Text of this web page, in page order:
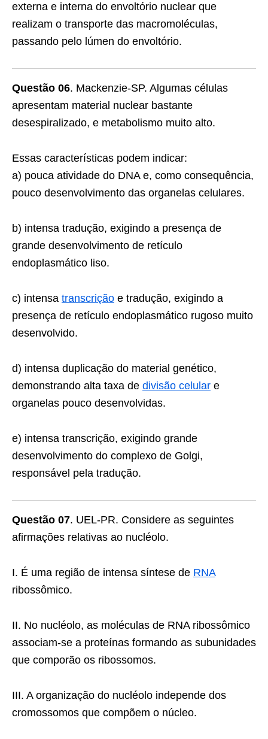
externa e interna do envoltório nuclear que
realizam o transporte das macromoléculas,
passando pelo lúmen do envoltório.
Questão 06. Mackenzie-SP. Algumas células
apresentam material nuclear bastante
desespiralizado, e metabolismo muito alto.
Essas características podem indicar:
a) pouca atividade do DNA e, como consequência,
pouco desenvolvimento das organelas celulares.
b) intensa tradução, exigindo a presença de
grande desenvolvimento de retículo
endoplasmático liso.
c) intensa transcrição e tradução, exigindo a
presença de retículo endoplasmático rugoso muito
desenvolvido.
d) intensa duplicação do material genético,
demons­trando alta taxa de divisão celular e
organelas pouco desenvolvidas.
e) intensa transcrição, exigindo grande
desenvolvimento do complexo de Golgi,
responsável pela tradução.
Questão 07. UEL-PR. Considere as seguintes
afirmações relativas ao nu­cléolo.
I. É uma região de intensa síntese de RNA
ribossô­mico.
II. No nucléolo, as moléculas de RNA ribossômico
associam-se a proteínas formando as subunidades
que comporão os ribossomos.
III. A organização do nucléolo independe dos
cromossomos que compõem o núcleo.